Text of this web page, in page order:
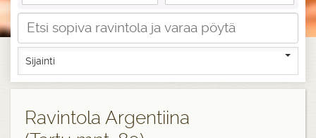
Sijainti
Ravintola Argentiina